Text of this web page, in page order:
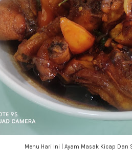
Menu Hari Ini | Ayam Masak Kicap Dan